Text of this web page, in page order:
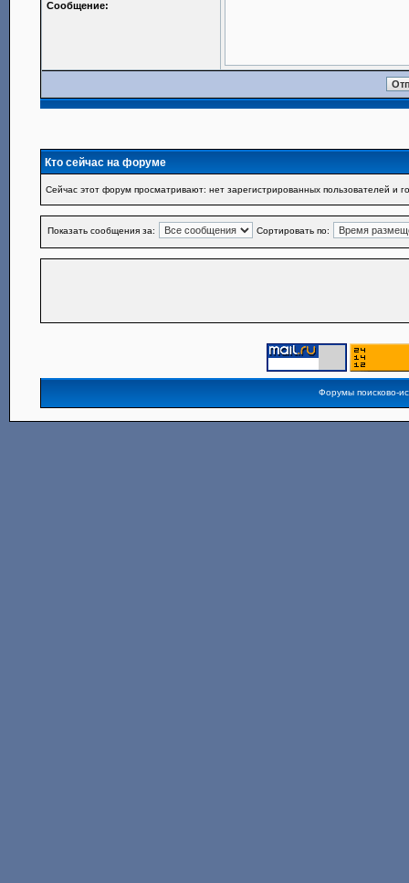
Сообщение:
Кто сейчас на форуме
Сейчас этот форум просматривают: нет зарегистрированных пользователей и
Показать сообщения за: Сортировать по:
Форумы поисково-